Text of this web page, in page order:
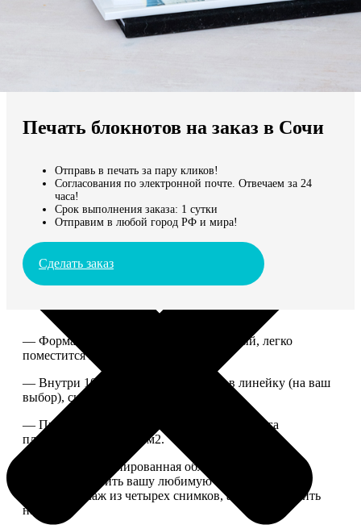
Мы доставляем по всему миру
Печать блокнотов на заказ в Сочи
Отправь в печать за пару кликов!
Согласования по электронной почте. Отвечаем за 24
часа!
Срок выполнения заказа: 1 сутки
Отправим в любой город РФ и мира!
Сделать заказ
— Формат 15*20. Компактный и удобный, легко
поместится в сумку или рюкзак.
— Внутри 100 страниц в клетку или в линейку (на ваш
выбор), скрепленных сбоку скобой.
— Приятная на ощупь белая сатиновая бумага
плотностью 150-170 г/м2.
— Плотная ламинированная обложка. На обложке
можно разместить вашу любимую фотографию или
сделать коллаж из четырех снимков, а также добавить
надпись.